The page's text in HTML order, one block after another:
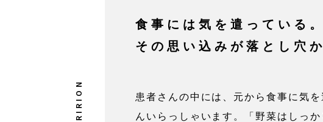
食事には気を遣っている。
その思い込みが落とし穴
患者さんの中には、元から食事に気
んいらっしゃいます。「野菜はしっ